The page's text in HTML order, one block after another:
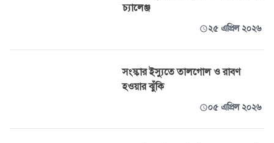
চ্যালেঞ্জ
২৫ এপ্রিল ২০২৬
সংস্কার ইস্যুতে তালগোল ও রাবণ
হওয়ার ঝুঁকি
০৫ এপ্রিল ২০২৬